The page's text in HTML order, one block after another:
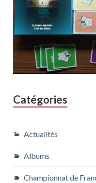
Catégories
Actualités
Albums
Championnat de